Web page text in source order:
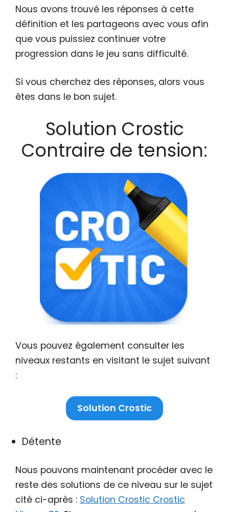
Nous avons trouvé les réponses à cette
définition et les partageons avec vous afin
que vous puissiez continuer votre
progression dans le jeu sans difficulté.
Si vous cherchez des réponses, alors vous
êtes dans le bon sujet.
Solution Crostic
Contraire de tension:
Vous pouvez également consulter les
niveaux restants en visitant le sujet suivant
:
Solution Crostic
Détente
Nous pouvons maintenant procéder avec le
reste des solutions de ce niveau sur le sujet
cité ci-après : Solution Crostic Crostic